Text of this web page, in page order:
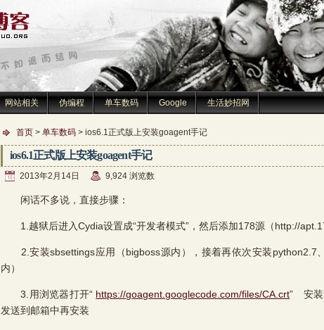
网站相关 伪编程 单车数码 Google 生活妙招网
首页 > 单车数码 > ios6.1正式版上安装goagent手记
ios6.1正式版上安装goagent手记
2013年2月14日 9,924 浏览数
闲话不多说，直接步骤：
1.越狱后进入Cydia设置成“开发者模式”，然后添加178源（http://
2.安装sbsettings应用（bigboss源内），接着再依次安装python2.7
内）
3.用浏览器打开“ https://goagent.googlecode.com/files/CA.crt” 安装
发送到邮箱中再安装